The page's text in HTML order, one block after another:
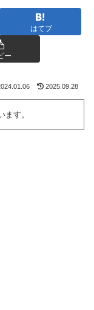
はてブ
ー
2025.09.28
す。